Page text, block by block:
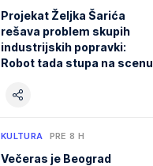
Projekat Željka Šarića
rešava problem skupih
industrijskih popravki:
Robot tada stupa na scenu
KULTURA PRE 8 H
Večeras je Beograd